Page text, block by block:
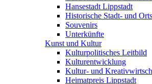
Hansestadt Lippstadt
Historische Stadt- und
Souvenirs
Unterkünfte
Kunst und Kultur
Kulturpolitisches Leitbild
Kulturentwicklung
Kultur- und
Heimatpreis Lippstadt